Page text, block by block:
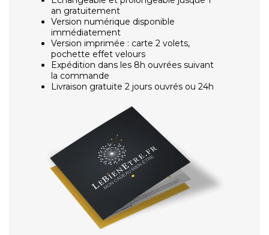
an gratuitement
Version numérique disponible
immédiatement
Version imprimée : carte 2 volets,
pochette effet velours
Expédition dans les 8h ouvrées suivant
la commande
Livraison gratuite 2 jours ouvrés ou 24h